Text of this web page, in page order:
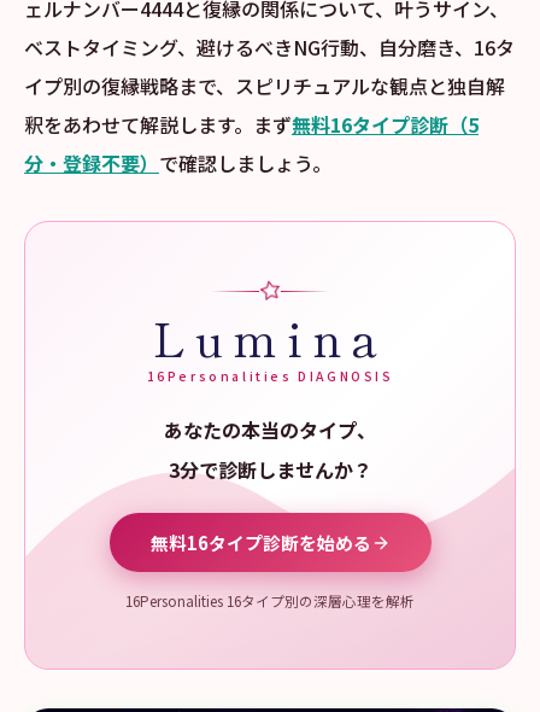
ェルナンバー4444と復縁の関係について、叶うサイン、
ベストタイミング、避けるべきNG行動、自分磨き、16タ
イプ別の復縁戦略まで、スピリチュアルな観点と独自解
釈をあわせて解説します。まず無料16タイプ診断（5
分・登録不要） で確認しましょう。
Lumina
16Personalities DIAGNOSIS
あなたの本当のタイプ、
3分で診断しませんか？
無料16タイプ診断を始める
16Personalities 16タイプ別の深層心理を解析